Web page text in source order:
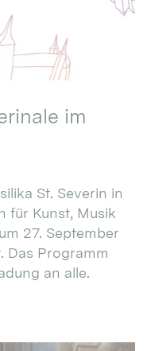
im
St. Severin in
für Kunst, Musik
27. September
Das Programm
an alle.